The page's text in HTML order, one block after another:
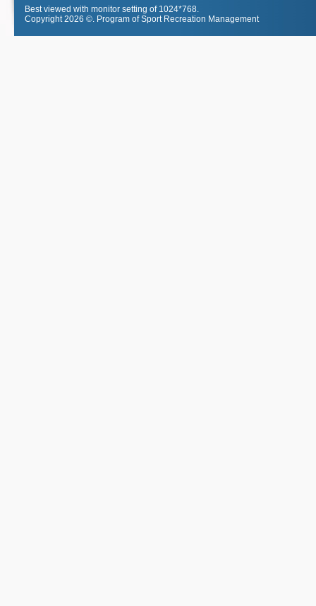
Best viewed with monitor setting of 1024*768.
Copyright 2026 ©. Program of Sport Recreation Management